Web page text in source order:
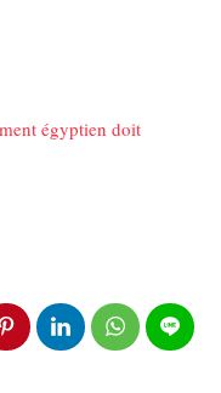
égyptien doit